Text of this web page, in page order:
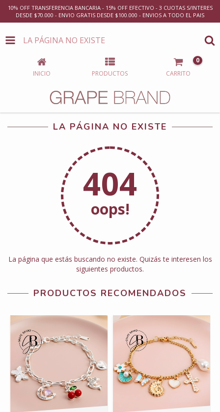
10% OFF TRANSFERENCIA BANCARIA - 15% OFF EFECTIVO - 3 CUOTAS S/INTERES
DESDE $70.000 - ENVIO GRATIS DESDE $100.000 - ENVIOS A TODO EL PAIS
LA PÁGINA NO EXISTE
INICIO PRODUCTOS CARRITO
0
LA PÁGINA NO EXISTE
404
oops!
La página que estás buscando no existe. Quizás te interesen los
siguientes productos.
PRODUCTOS RECOMENDADOS